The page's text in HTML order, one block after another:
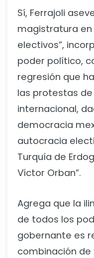
Sí, Ferrajoli
magistratura en
electivos”,
poder político,
regresión que
las protestas
internacional,
democracia
autocracia
Turquía de
Víctor Orban”.
Agrega que la
de todos los
gobernante es
combinación de